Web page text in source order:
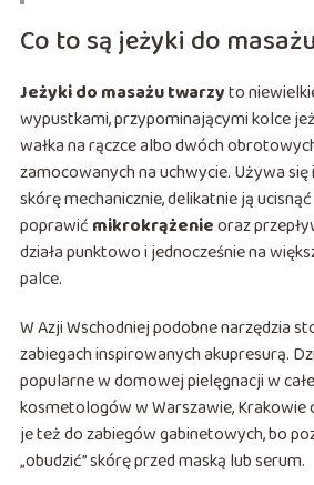
Co to są jeżyki do
Jeżyki do masażu twarzyto
wypustkami, przypominającymi kolce
wałka na rączce albo dwóch
zamocowanych na uchwycie. Używa się
skórę mechanicznie, delikatnie ją
poprawić mikrokrążenieoraz
działa punktowo i jednocześnie na
palce.
W Azji Wschodniej podobne narzędzia
zabiegach inspirowanych akupresurą.
popularne w domowej pielęgnacji w
kosmetologów w Warszawie, Krakowie
je też do zabiegów gabinetowych, bo
„obudzić” skórę przed maską lub serum.